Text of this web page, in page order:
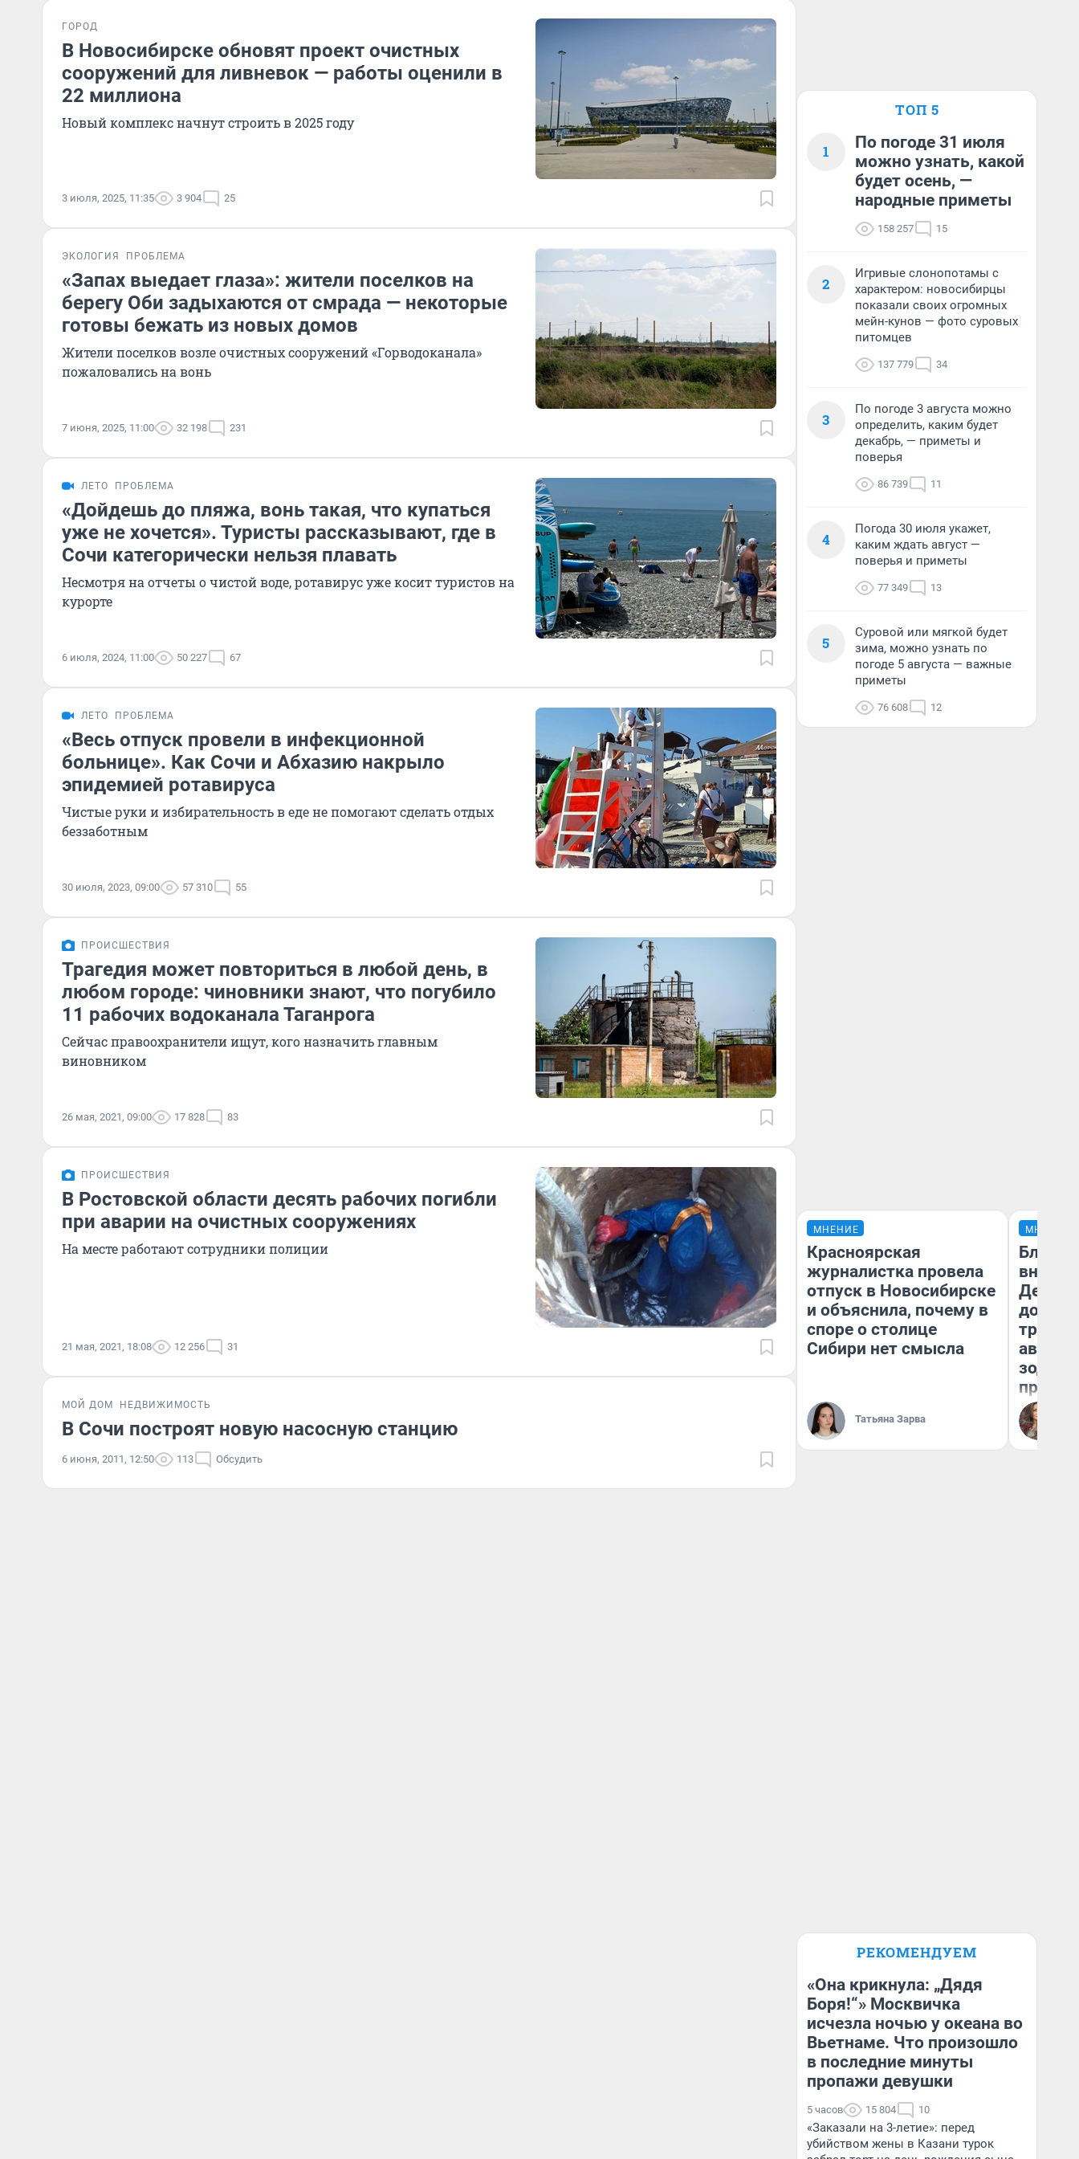
ГОРОД
В Новосибирске обновят проект очистных
сооружений для ливневок — работы оценили в
22 миллиона
Новый комплекс начнут строить в 2025 году
3 июля, 2025, 11:35 3 904 25
ЭКОЛОГИЯ ПРОБЛЕМА
«Запах выедает глаза»: жители поселков на
берегу Оби задыхаются от смрада — некоторые
готовы бежать из новых домов
Жители поселков возле очистных сооружений «Горводоканала»
пожаловались на вонь
7 июня, 2025, 11:00 32 198 231
ЛЕТО ПРОБЛЕМА
«Дойдешь до пляжа, вонь такая, что купаться
уже не хочется». Туристы рассказывают, где в
Сочи категорически нельзя плавать
Несмотря на отчеты о чистой воде, ротавирус уже косит туристов на
курорте
6 июля, 2024, 11:00 50 227 67
ЛЕТО ПРОБЛЕМА
«Весь отпуск провели в инфекционной
больнице». Как Сочи и Абхазию накрыло
эпидемией ротавируса
Чистые руки и избирательность в еде не помогают сделать отдых
беззаботным
30 июля, 2023, 09:00 57 310 55
ПРОИСШЕСТВИЯ
Трагедия может повториться в любой день, в
любом городе: чиновники знают, что погубило
11 рабочих водоканала Таганрога
Сейчас правоохранители ищут, кого назначить главным
виновником
26 мая, 2021, 09:00 17 828 83
ПРОИСШЕСТВИЯ
В Ростовской области десять рабочих погибли
при аварии на очистных сооружениях
На месте работают сотрудники полиции
21 мая, 2021, 18:08 12 256 31
МОЙ ДОМ НЕДВИЖИМОСТЬ
В Сочи построят новую насосную станцию
6 июня, 2011, 12:50 113 Обсудить
ТОП 5
1
По погоде 31 июля
можно узнать, какой
будет осень, —
народные приметы
158 257 15
2
Игривые слонопотамы с
характером: новосибирцы
показали своих огромных
мейн-кунов — фото суровых
питомцев
137 779 34
3
По погоде 3 августа можно
определить, каким будет
декабрь, — приметы и
поверья
86 739 11
4
Погода 30 июля укажет,
каким ждать август —
поверья и приметы
77 349 13
5
Суровой или мягкой будет
зима, можно узнать по
погоде 5 августа — важные
приметы
76 608 12
МНЕНИЕ
Красноярская
журналистка провела
отпуск в Новосибирске
и объяснила, почему в
споре о столице
Сибири нет смысла
Татьяна Зарва
МНЕНИЕ
Девам
траты:
август
РЕКОМЕНДУЕМ
«Она крикнула: „Дядя
Боря!“» Москвичка
исчезла ночью у океана во
Вьетнаме. Что произошло
в последние минуты
пропажи девушки
5 часов 15 804 10
«Заказали на 3-летие»: перед
убийством жены в Казани турок